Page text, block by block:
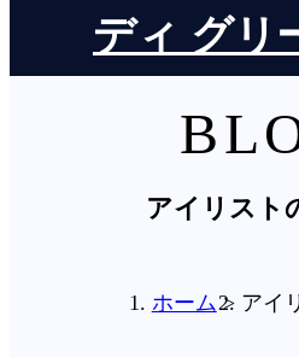
ディ グリ
アイリスト
ホーム アイ